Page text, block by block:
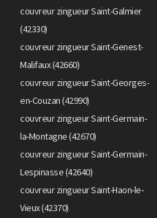
couvreur zingueur Saint-Galmier
(42330)
couvreur zingueur Saint-Genest-
Malifaux (42660)
couvreur zingueur Saint-Georges-
en-Couzan (42990)
couvreur zingueur Saint-Germain-
la-Montagne (42670)
couvreur zingueur Saint-Germain-
Lespinasse (42640)
couvreur zingueur Saint-Haon-le-
Vieux (42370)